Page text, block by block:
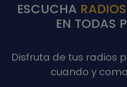
ESCUCHA
EN TODAS
Disfruta de tus radios
cuando y